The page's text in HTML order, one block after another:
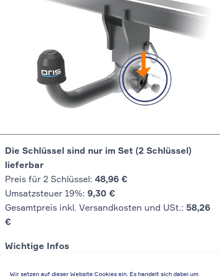
Wir setzen auf dieser Website Cookies ein. Es handelt sich dabei um
Die Schlüssel sind nur im Set (2 Schlüssel)
lieferbar
Preis für 2 Schlüssel: 48,96 €
Umsatzsteuer 19%: 9,30 €
Gesamtpreis inkl. Versandkosten und USt.: 58,26
€
Wichtige Infos
Die Preisangabe gilt auch für